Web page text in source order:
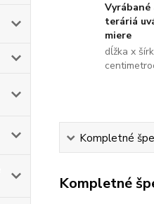
Vyrábané
teráriá
miere
dĺžka x
Kompletné
Kompletné